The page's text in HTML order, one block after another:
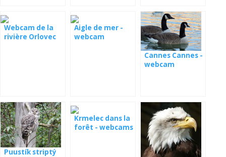
Webcam de la
rivière Orlovec
Aigle de mer -
webcam
Cannes Cannes -
webcam
Puustík striptý
Krmelec dans la
forêt - webcams